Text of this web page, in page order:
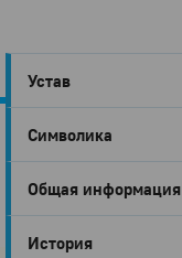
Город
Глазов
Устав
Символика
Общая информация
История